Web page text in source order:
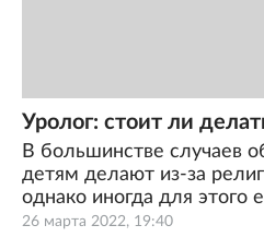
26 марта 2022, 19:40
Уролог: стоит ли
В большинстве случаев
детям делают из-за
однако иногда для этого